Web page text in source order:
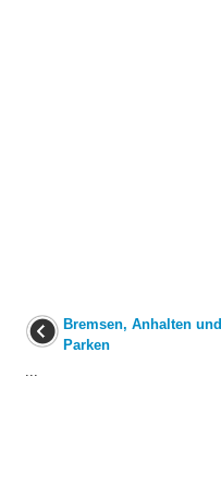
Bremsen, Anhalten und
Parken
...